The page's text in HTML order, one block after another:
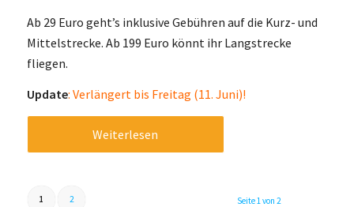
Ab 29 Euro geht’s inklusive Gebühren auf die Kurz- und
Mittelstrecke. Ab 199 Euro könnt ihr Langstrecke
fliegen.
Update: Verlängert bis Freitag (11. Juni)!
Weiterlesen
Seite 1 von 2
1 2